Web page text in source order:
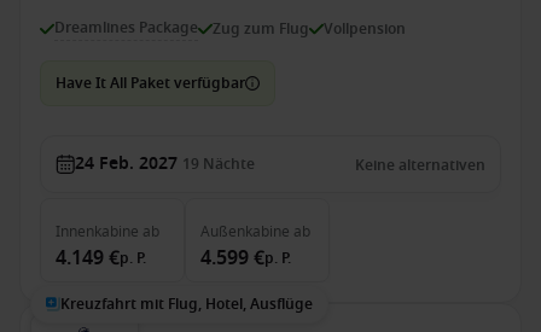
Dreamlines Package Zug zum Flug Vollpension
Have It All Paket verfügbar
24 Feb. 2027 19 Nächte Keine alternativen
Innenkabine ab
4.149 €p. P.
Außenkabine ab
4.599 €p. P.
Kreuzfahrt mit Flug, Hotel, Ausflüge